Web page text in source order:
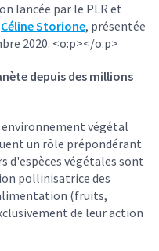
lancée par le PLR et
Céline Storione, présentée
2020. <o:p></o:p>
depuis des millions
environnement végétal
un rôle prépondérant
d'espèces végétales sont
pollinisatrice des
(fruits,
de leur action